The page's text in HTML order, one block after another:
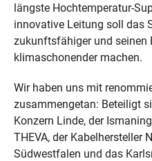
längste Hochtemperatur-
innovative Leitung soll das
zukunftsfähiger und seinen
klimaschonender machen.
Wir haben uns mit
zusammengetan: Beteiligt
Konzern Linde, der
THEVA, der Kabelhersteller
Südwestfalen und das